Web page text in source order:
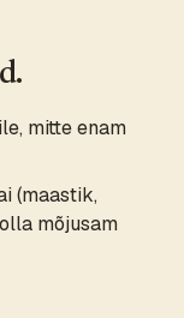
mitte enam
(maastik,
mõjusam